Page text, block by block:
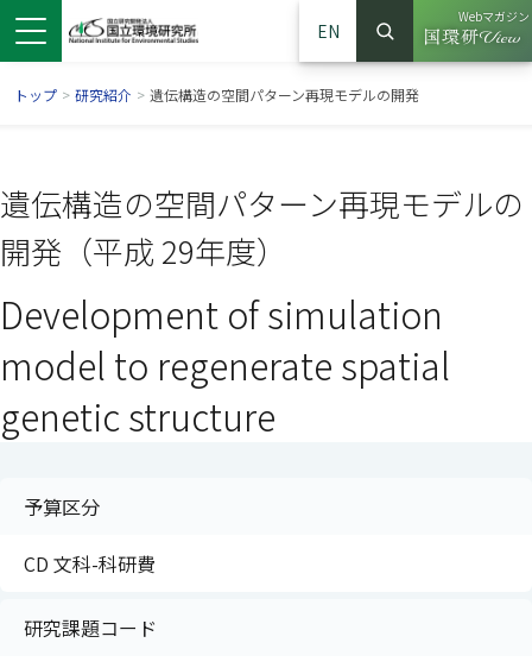
ドウで開きます）
ンドウで開きます）
ウインドウで開きます）
EN
サイト内検索
検索
Webマガジン
（別ウイ
トップ > 研究紹介 > 遺伝構造の空間パターン再現モデルの開発
遺伝構造の空間パターン再現モデルの
開発（平成 29年度）
Development of simulation
model to regenerate spatial
genetic structure
予算区分
CD 文科-科研費
研究課題コード